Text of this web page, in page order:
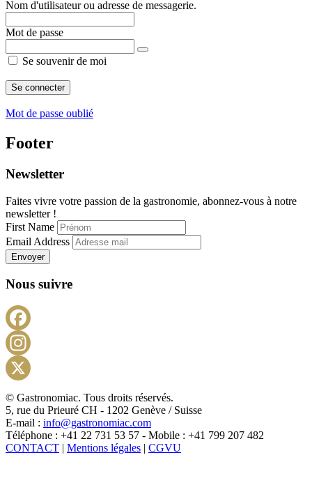
Nom d'utilisateur ou adresse de messagerie.
Mot de passe
Se souvenir de moi
Mot de passe oublié
Footer
Newsletter
Faites vivre votre passion de la gastronomie, abonnez-vous à notre
newsletter !
First Name
Email Address
Envoyer
Nous suivre
X
© Gastronomiac. Tous droits réservés.
5, rue du Prieuré CH - 1202 Genève / Suisse
E-mail : info@gastronomiac.com
Téléphone : +41 22 731 53 57 - Mobile : +41 799 207 482
CONTACT | Mentions légales | CGVU